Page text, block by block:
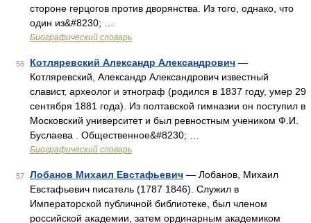
стороне герцогов против дворянства. Из того, однако, что
один из&#8230; …
Биографический словарь
56 Котляревский Александр Александрович —
Котляревский, Александр Александрович известный
славист, археолог и этнограф (родился в 1837 году, умер 29
сентября 1881 года). Из полтавской гимназии он поступил в
Московский университет и был ревностным учеником Ф.И.
Буслаева . Общественное&#8230; …
Биографический словарь
57 Лобанов Михаил Евстафьевич — Лобанов, Михаил
Евстафьевич писатель (1787 1846). Служил в
Императорской публичной библиотеке, был членом
российской академии, затем ординарным академиком